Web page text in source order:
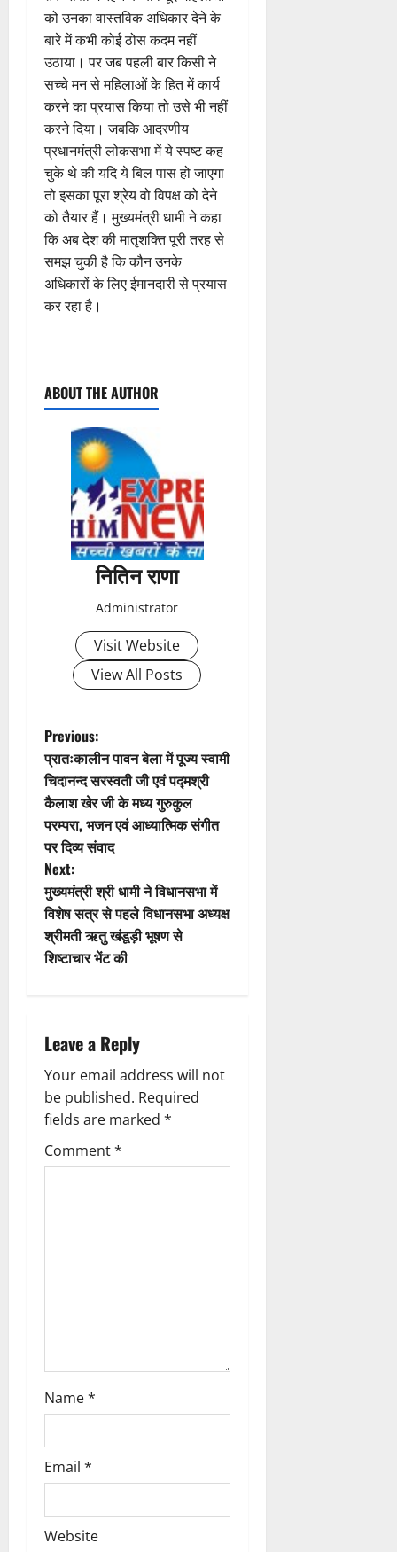
को उनका वास्तविक अधिकार देने के
बारे में कभी कोई ठोस कदम नहीं
उठाया। पर जब पहली बार किसी ने
सच्चे मन से महिलाओं के हित में कार्य
करने का प्रयास किया तो उसे भी नहीं
करने दिया। जबकि आदरणीय
प्रधानमंत्री लोकसभा में ये स्पष्ट कह
चुके थे की यदि ये बिल पास हो जाएगा
तो इसका पूरा श्रेय वो विपक्ष को देने
को तैयार हैं। मुख्यमंत्री धामी ने कहा
कि अब देश की मातृशक्ति पूरी तरह से
समझ चुकी है कि कौन उनके
अधिकारों के लिए ईमानदारी से प्रयास
कर रहा है।
o
t
i
o
n
ABOUT THE AUTHOR
नितिन राणा
Administrator
Visit Website
View All Posts
P
o
s
t
n
a
v
g
a
t
i
Previous:
प्रातःकालीन पावन बेला में पूज्य स्वामी
चिदानन्द सरस्वती जी एवं पद्मश्री
कैलाश खेर जी के मध्य गुरुकुल
परम्परा, भजन एवं आध्यात्मिक संगीत
पर दिव्य संवाद
Next:
मुख्यमंत्री श्री धामी ने विधानसभा में
विशेष सत्र से पहले विधानसभा अध्यक्ष
श्रीमती ऋतु खंडूड़ी भूषण से
शिष्टाचार भेंट की
Leave a Reply
Your email address will not
be published. Required
fields are marked *
Comment*
Name*
Email *
Website